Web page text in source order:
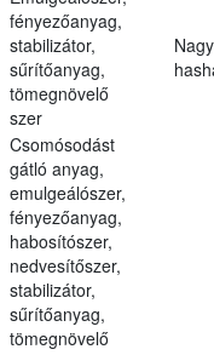
fényezőanyag,
stabilizátor,
sűrítőanyag,
tömegnövelő
szer
Csomósodást
gátló anyag,
emulgeálószer,
fényezőanyag,
habosítószer,
nedvesítőszer,
stabilizátor,
sűrítőanyag,
tömegnövelő